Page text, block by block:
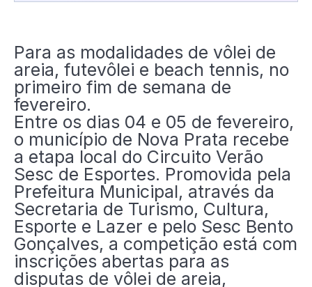
Para as modalidades de vôlei de
areia, futevôlei e beach tennis, no
primeiro fim de semana de
fevereiro.
Entre os dias 04 e 05 de fevereiro,
o município de Nova Prata recebe
a etapa local do Circuito Verão
Sesc de Esportes. Promovida pela
Prefeitura Municipal, através da
Secretaria de Turismo, Cultura,
Esporte e Lazer e pelo Sesc Bento
Gonçalves, a competição está com
inscrições abertas para as
disputas de vôlei de areia,